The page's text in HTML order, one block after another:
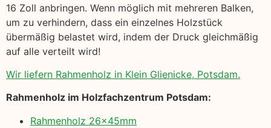
16 Zoll anbringen. Wenn möglich mit mehreren Balken,
um zu verhindern, dass ein einzelnes Holzstück
übermäßig belastet wird, indem der Druck gleichmäßig
auf alle verteilt wird!
Wir liefern Rahmenholz in Klein Glienicke, Potsdam.
Rahmenholz im Holzfachzentrum Potsdam:
Rahmenholz 26x45mm